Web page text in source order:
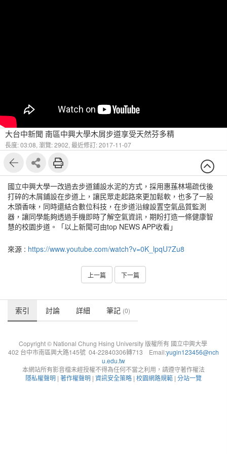
大台中新聞 南區中興大學木屑步道享受天然芬多精
長度: 03:08, 瀏覽: 2902, 最近修訂: 2017-11-07
國立中興大學一改過去步道鋪設水泥的方式，採用惠蓀林場疏伐後
打碎的木屑鋪設在步道上，讓民眾走起路來更加鬆軟，也多了一股
木頭香味，同時還結合數位科技，在步道沿線設置空氣品質監測
器，讓同學能夠透過手機即時了解空氣資訊，期盼打造一條健康智
慧的校園步道。「以上新聞可由top NEWS APP收看」
來源 : https://www.youtube.com/watch?v=0K_lpqU7Zu8
上一篇 下一篇
索引 討論 詳細 筆記 (0)
Copyright © National Chung Hsing University 版權所有 國立中興大學
402 台中市南區興大路145號 04-22840306轉713 Email:yugin123456@nch
u.edu.tw
本網站所有影音檔未經授權不得為任何不當之利用，請遵守著作權法
隱私權聲明 | 著作權聲明 | 資訊安全策略 | 校園網路規範 | 分站一覽